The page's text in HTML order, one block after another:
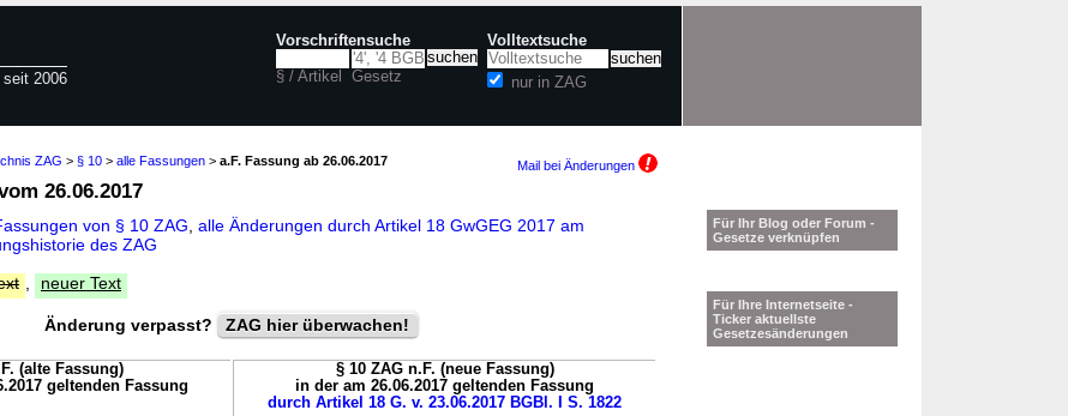
seit 2006
Vorschriftensuche
§ / Artikel Gesetz
Volltextsuche
nur in ZAG
ZAG > § 10 > alle Fassungen > a.F. Fassung ab 26.06.2017 Mail bei Änderungen
26.06.2017
von § 10 ZAG alle Änderungen durch Artikel 18 GwGEG 2017 am
des ZAG
neuer Text
Änderung verpasst? ZAG hier überwachen!
(alte Fassung)
geltenden Fassung
§ 10 ZAG n.F. (neue Fassung)
in der am 26.06.2017 geltenden Fassung
durch Artikel 18 G. v. 23.06.2017 BGBl. I S. 1822
Für Ihr Blog oder Forum -
Gesetze verknüpfen
Für Ihre Internetseite -
Ticker aktuellste
Gesetzesänderungen